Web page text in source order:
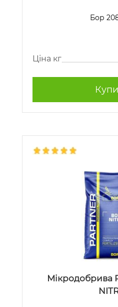
Бор
Ціна кг
Мікродобрива